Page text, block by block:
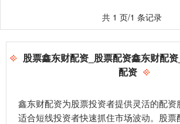
共 1 页/1 条记录
股票鑫东财配资_股票配资鑫东财配
配资
鑫东财配资为股票投资者提供灵活的配
适合短线投资者快速抓住市场波动。股票